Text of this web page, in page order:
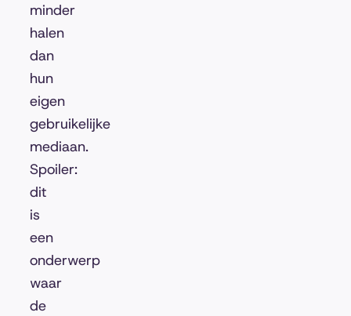
minder
halen
dan
hun
eigen
gebruikelijke
mediaan.
Spoiler:
dit
is
een
onderwerp
waar
de